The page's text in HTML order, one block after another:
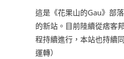
這是《花果山的Gau》部
的新站。目前陸續從痞客
程持續進行，本站也持續
運轉）